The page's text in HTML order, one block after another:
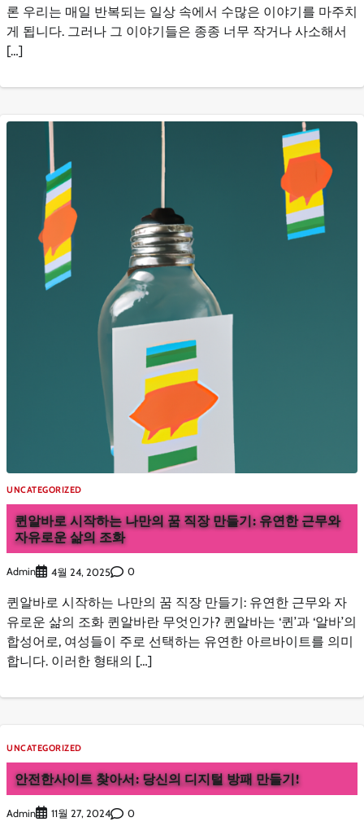
론 우리는 매일 반복되는 일상 속에서 수많은 이야기를 마주치
게 됩니다. 그러나 그 이야기들은 종종 너무 작거나 사소해서
[…]
UNCATEGORIZED
퀸알바로 시작하는 나만의 꿈 직장 만들기: 유연한 근무와
자유로운 삶의 조화
Admin 4월 24, 2025 0
퀸알바로 시작하는 나만의 꿈 직장 만들기: 유연한 근무와 자
유로운 삶의 조화 퀸알바란 무엇인가? 퀸알바는 ‘퀸’과 ‘알바’의
합성어로, 여성들이 주로 선택하는 유연한 아르바이트를 의미
합니다. 이러한 형태의 […]
UNCATEGORIZED
안전한사이트 찾아서: 당신의 디지털 방패 만들기!
Admin 11월 27, 2024 0